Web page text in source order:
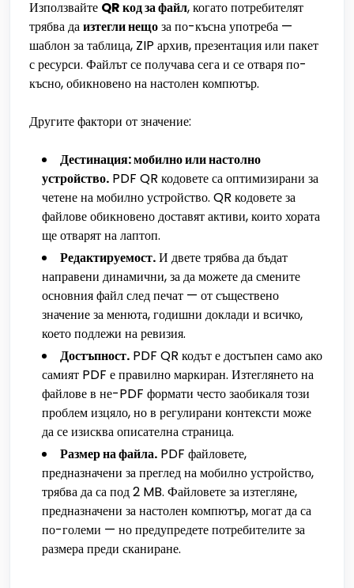
Използвайте QR код за файл, когато потребителят
трябва даизтегли нещоза по-късна употреба —
шаблон за таблица, ZIP архив, презентация или пакет
с ресурси. Файлът се получава сега и се отваря по-
късно, обикновено на настолен компютър.
Другите фактори от значение:
Дестинация: мобилно или настолно
устройство. PDF QR кодовете са оптимизирани за
четене на мобилно устройство. QR кодовете за
файлове обикновено доставят активи, които хората
ще отварят на лаптоп.
Редактируемост.И двете трябва да бъдат
направени динамични, за да можете да смените
основния файл след печат — от съществено
значение за менюта, годишни доклади и всичко,
което подлежи на ревизия.
Достъпност. PDF QR кодът е достъпен само ако
самият PDF е правилно маркиран. Изтеглянето на
файлове в не-PDF формати често заобикаля този
проблем изцяло, но в регулирани контексти може
да се изисква описателна страница.
Размер на файла. PDF файловете,
предназначени за преглед на мобилно устройство,
трябва да са под 2 MB. Файловете за изтегляне,
предназначени за настолен компютър, могат да са
по-големи — но предупредете потребителите за
размера преди сканиране.